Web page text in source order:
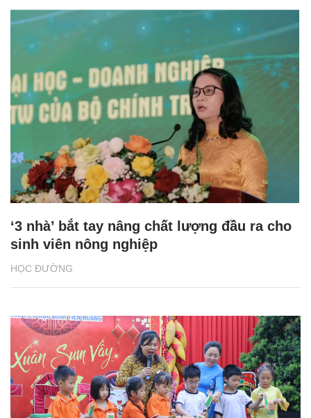
HỌC ĐƯỜNG
‘3 nhà’ bắt tay nâng chất lượng đầu ra cho
sinh viên nông nghiệp